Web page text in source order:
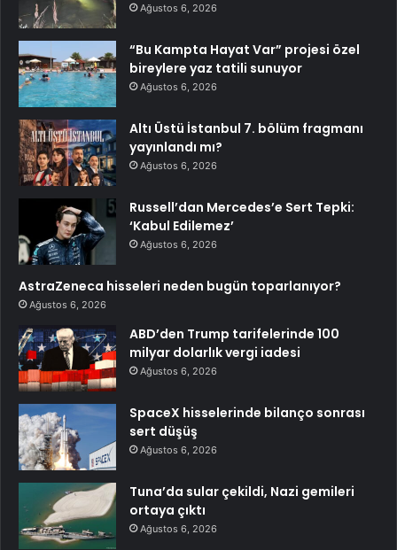
Ağustos 6, 2026
“Bu Kampta Hayat Var” projesi özel
bireylere yaz tatili sunuyor
Ağustos 6, 2026
Altı Üstü İstanbul 7. bölüm fragmanı
yayınlandı mı?
Ağustos 6, 2026
Russell’dan Mercedes’e Sert Tepki:
‘Kabul Edilemez’
Ağustos 6, 2026
AstraZeneca hisseleri neden bugün toparlanıyor?
Ağustos 6, 2026
ABD’den Trump tarifelerinde 100
milyar dolarlık vergi iadesi
Ağustos 6, 2026
SpaceX hisselerinde bilanço sonrası
sert düşüş
Ağustos 6, 2026
Tuna’da sular çekildi, Nazi gemileri
ortaya çıktı
Ağustos 6, 2026